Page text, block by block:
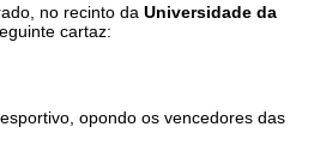
no recinto da Universidade da
cartaz:
opondo os vencedores das